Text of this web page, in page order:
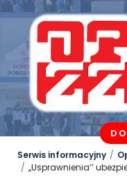
Serwis informacyjny
,,Usprawnienia’’